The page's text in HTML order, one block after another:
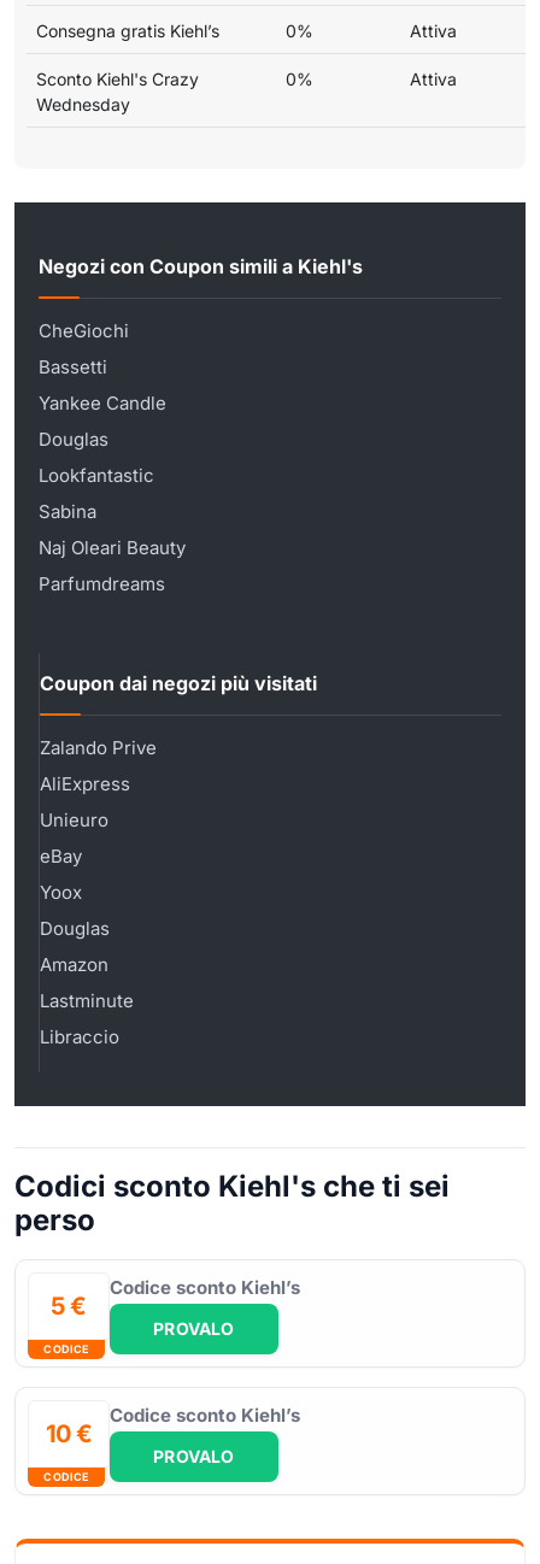
Consegna gratis Kiehl’s 0% Attiva
Sconto Kiehl's Crazy
Wednesday
0% Attiva
Negozi con Coupon simili a Kiehl's
CheGiochi
Bassetti
Yankee Candle
Douglas
Lookfantastic
Sabina
Naj Oleari Beauty
Parfumdreams
Coupon dai negozi più visitati
Zalando Prive
AliExpress
Unieuro
eBay
Yoox
Douglas
Amazon
Lastminute
Libraccio
Codici sconto Kiehl's che ti sei
perso
5 €
CODICE
Codice sconto Kiehl’s
PROVALO
10 €
CODICE
Codice sconto Kiehl’s
PROVALO